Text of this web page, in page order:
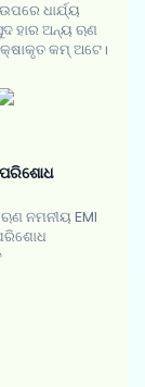
ଧାର୍ଯ୍ୟ
ହାର ଅନ୍ୟ ଋଣ
କମ୍ ଅଟେ।
ନମନୀୟ EMI